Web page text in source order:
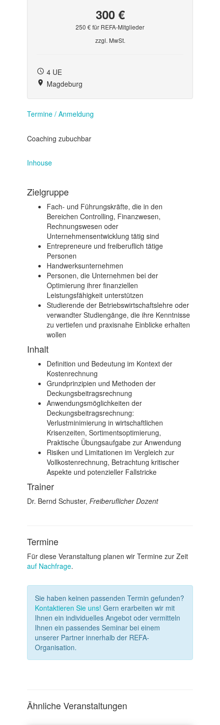
300 €
250 € für REFA-Mitglieder
zzgl. MwSt.
4 UE
Magdeburg
Termine / Anmeldung
Coaching zubuchbar
Inhouse
Zielgruppe
Fach- und Führungskräfte, die in den
Bereichen Controlling, Finanzwesen,
Rechnungswesen oder
Unternehmensentwicklung tätig sind
Entrepreneure und freiberuflich tätige
Personen
Handwerksunternehmen
Personen, die Unternehmen bei der
Optimierung ihrer finanziellen
Leistungsfähigkeit unterstützen
Studierende der Betriebswirtschaftslehre oder
verwandter Studiengänge, die ihre Kenntnisse
zu vertiefen und praxisnahe Einblicke erhalten
wollen
Inhalt
Definition und Bedeutung im Kontext der
Kostenrechnung
Grundprinzipien und Methoden der
Deckungsbeitragsrechnung
Anwendungsmöglichkeiten der
Deckungsbeitragsrechnung:
Verlustminimierung in wirtschaftlichen
Krisenzeiten, Sortimentsoptimierung,
Praktische Übungsaufgabe zur Anwendung
Risiken und Limitationen im Vergleich zur
Vollkostenrechnung, Betrachtung kritischer
Aspekte und potenzieller Fallstricke
Trainer
Dr. Bernd Schuster, Freiberuflicher Dozent
Termine
Für diese Veranstaltung planen wir Termine zur Zeit
auf Nachfrage.
Sie haben keinen passenden Termin gefunden?
Kontaktieren Sie uns! Gern erarbeiten wir mit
Ihnen ein individuelles Angebot oder vermitteln
Ihnen ein passendes Seminar bei einem
unserer Partner innerhalb der REFA-
Organisation.
Ähnliche Veranstaltungen